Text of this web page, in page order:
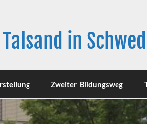
in
Zweiter Bildungsweg